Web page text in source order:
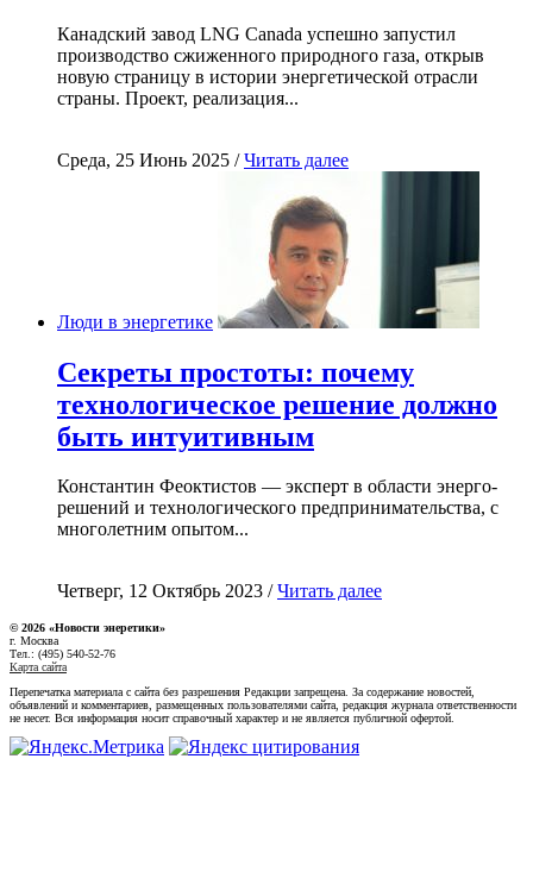
Канадский завод LNG Canada успешно запустил
производство сжиженного природного газа, открыв
новую страницу в истории энергетической отрасли
страны. Проект, реализация...
Среда, 25 Июнь 2025 /Читать далее
Люди в энергетике
Секреты простоты: почему
технологическое решение должно
быть интуитивным
Константин Феоктистов — эксперт в области энерго-
решений и технологического предпринимательства, с
многолетним опытом...
Четверг, 12 Октябрь 2023 /Читать далее
© 2026 «Новости энеретики»
г. Москва
Тел.: (495) 540-52-76
Карта сайта
Перепечатка материала с сайта без разрешения Редакции запрещена. За содержание новостей,
объявлений и комментариев, размещенных пользователями сайта, редакция журнала ответственности
не несет. Вся информация носит справочный характер и не является публичной офертой.